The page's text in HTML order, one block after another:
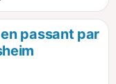
passant par